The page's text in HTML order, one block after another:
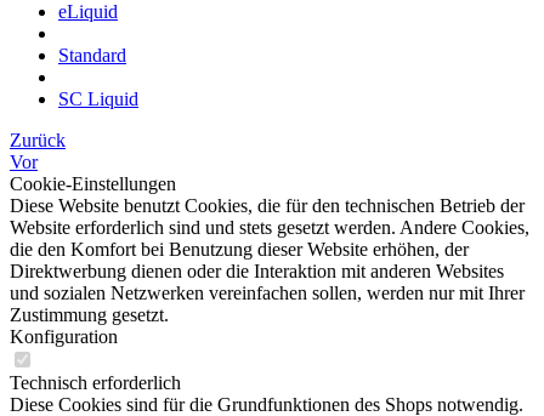
eLiquid
Standard
SC Liquid
Zurück
Vor
Cookie-Einstellungen
Diese Website benutzt Cookies, die für den technischen Betrieb der
Website erforderlich sind und stets gesetzt werden. Andere Cookies,
die den Komfort bei Benutzung dieser Website erhöhen, der
Direktwerbung dienen oder die Interaktion mit anderen Websites
und sozialen Netzwerken vereinfachen sollen, werden nur mit Ihrer
Zustimmung gesetzt.
Konfiguration
Technisch erforderlich
Diese Cookies sind für die Grundfunktionen des Shops notwendig.